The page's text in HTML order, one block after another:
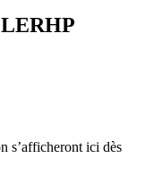
s’afficheront ici dès